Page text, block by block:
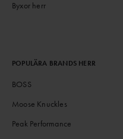
Byxor herr
POPULÄRA BRANDS HERR
BOSS
Moose Knuckles
Peak Performance